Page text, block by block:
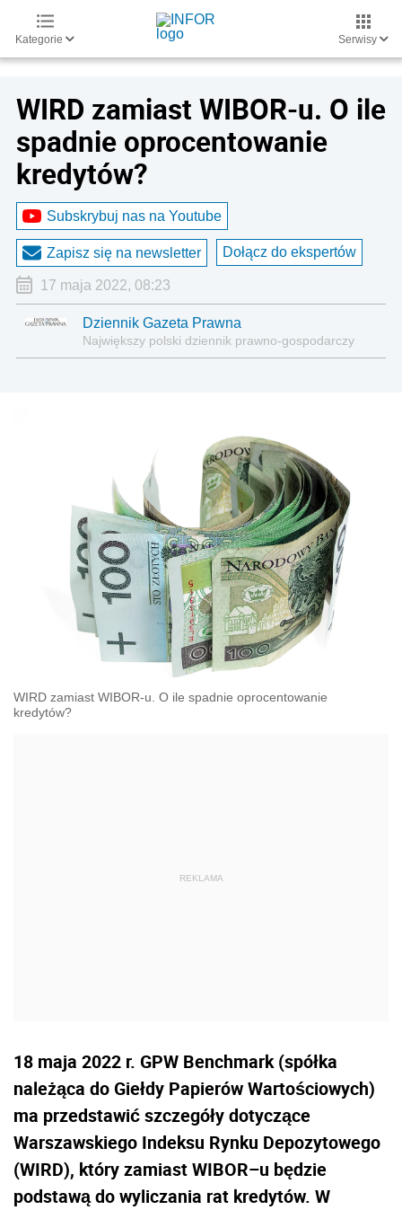
Kategorie Serwisy
WIRD zamiast WIBOR-u. O ile
spadnie oprocentowanie
kredytów?
Subskrybuj nas na Youtube
Zapisz się na newsletter Dołącz do ekspertów
17 maja 2022, 08:23
Dziennik Gazeta Prawna
Największy polski dziennik prawno-gospodarczy
WIRD zamiast WIBOR-u. O ile spadnie oprocentowanie
kredytów?
18 maja 2022 r. GPW Benchmark (spółka
należąca do Giełdy Papierów Wartościowych)
ma przedstawić szczegóły dotyczące
Warszawskiego Indeksu Rynku Depozytowego
(WIRD), który zamiast WIBOR–u będzie
podstawą do wyliczania rat kredytów. W